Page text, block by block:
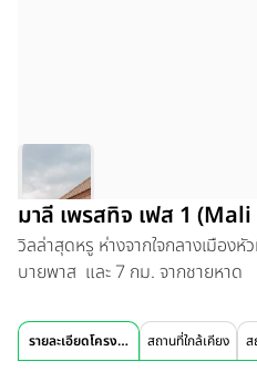
มาลี เพรสทิจ เฟส 1
วิลล่าสุดหรู ห่างจากใจกลางเมือง
บายพาส และ 7 กม. จากชายหาด
รายละเอียดโครงการ สถานที่ใกล้เคียง ส